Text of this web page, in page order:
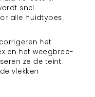
snel
alle huidtypes.
het
en het weegbree-
ze de teint.
vlekken